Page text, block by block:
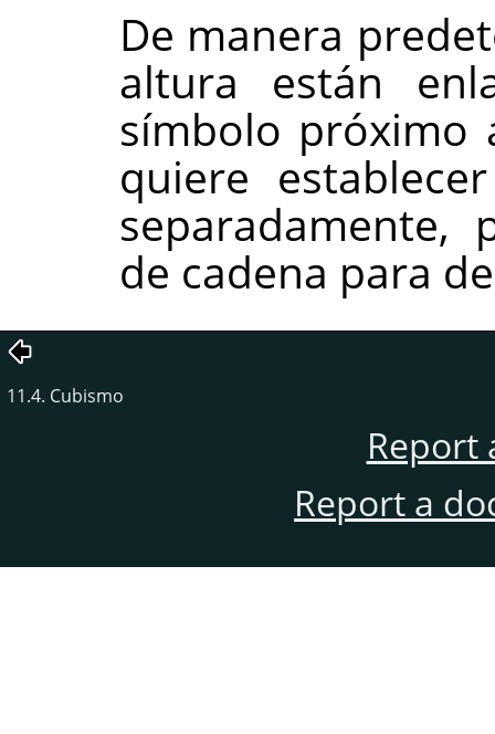
De manera
altura están
símbolo próximo
quiere
separadamente,
de cadena para
11.4. Cubismo
Report
Report a